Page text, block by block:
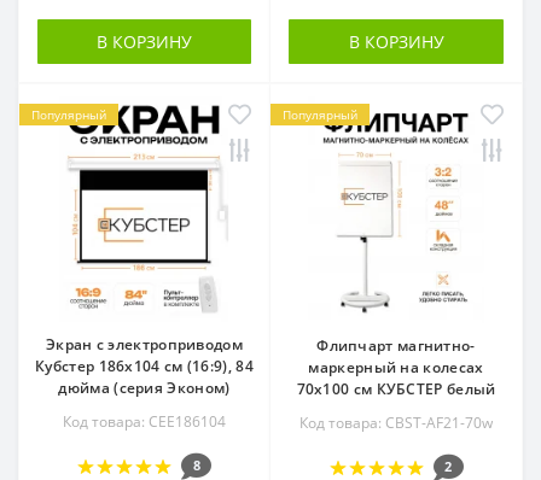
В КОРЗИНУ В КОРЗИНУ
Популярный
Экран с электроприводом
Кубстер 186х104 см (16:9), 84
дюйма (серия Эконом)
Код товара: CEE186104
8
Популярный
Флипчарт магнитно-
маркерный на колесах
70х100 см КУБСТЕР белый
Код товара: CBST-AF21-70w
2